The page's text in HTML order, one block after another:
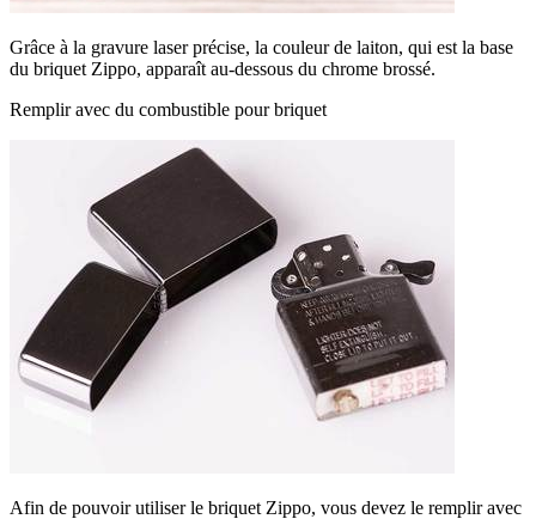
Grâce à la gravure laser précise, la couleur de laiton, qui est la base
du briquet Zippo, apparaît au-dessous du chrome brossé.
Remplir avec du combustible pour briquet
Afin de pouvoir utiliser le briquet Zippo, vous devez le remplir avec